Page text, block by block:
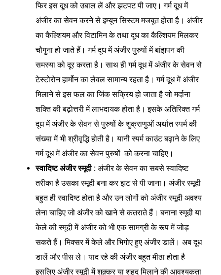
फिर इस दूध को उबाल लें और झटपट पी जाए। गर्म दूध में
अंजीर का सेवन करने से इम्यून सिस्टम मजबूत होता है। अंजीर
का कैल्शियम और विटामिन के तथा दूध का कैल्शियम मिलकर
चौगुना हो जाते हैं। गर्म दूध में अंजीर पुरुषों में बांझपन की
समस्या को दूर करता है। साथ ही गर्म दूध में अंजीर के सेवन से
टेस्टोरोन हार्मोन का लेवल सामान्य रहता है। गर्म दूध में अंजीर
मिलाने से इस फल का जिंक सक्रिय हो जाता है जो मर्दाना
शक्ति की बढ़ोत्तरी में लाभदायक होता है। इसके अतिरिक्त गर्म
दूध में अंजीर के सेवन से पुरुषों के शुक्राणुओं अर्थात स्पर्म की
संख्या में भी श्रीवृद्धि होती है। यानी स्पर्म काउंट बढ़ाने के लिए
गर्म दूध में अंजीर का सेवन पुरुषों को करना चाहिए।
स्वादिष्ट अंजीर स्मूदी : अंजीर के सेवन का सबसे स्वादिष्ट
तरीका है उसका स्मूदी बना कर झट से पी जाना। अंजीर स्मूदी
बहुत ही स्वादिष्ट होता है और उन लोगों को अंजीर स्मूदी अवश्य
लेना चाहिए जो अंजीर को खाने से कतराते हैं। बनाना स्मूदी या
केले की स्मूदी में अंजीर को भी एक सामग्री के रूप में जोड़
सकते हैं। मिक्सर में केले और भिगोए हुए अंजीर डालें। अब दूध
डालें और पीस ले। याद रहे की अंजीर बहुत मीठा होता है
इसलिए अंजीर स्मूदी में शक़्कर या शहद मिलाने की आवश्यकता